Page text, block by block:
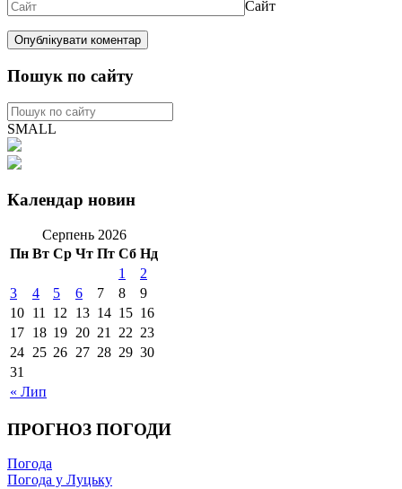
Сайт
Пошук по сайту
SMALL
Календар новин
Серпень 2026
Пн Вт Ср Чт Пт Сб Нд
« Лип
1
2
3
4 5 6 7 8
9
10 11 12 13 14 15 16
17 18 19 20 21 22 23
24 25 26 27 28 29 30
31
ПРОГНОЗ ПОГОДИ
Погода
Погода у Луцьку